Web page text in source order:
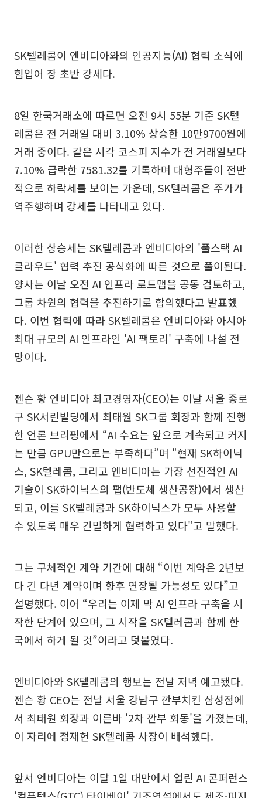
SK텔레콤이 엔비디아와의 인공지능(AI) 협력 소식에
힘입어 장 초반 강세다.
8일 한국거래소에 따르면 오전 9시 55분 기준 SK텔
레콤은 전 거래일 대비 3.10% 상승한 10만9700원에
거래 중이다. 같은 시각 코스피 지수가 전 거래일보다
7.10% 급락한 7581.32를 기록하며 대형주들이 전반
적으로 하락세를 보이는 가운데, SK텔레콤은 주가가
역주행하며 강세를 나타내고 있다.
이러한 상승세는 SK텔레콤과 엔비디아의 '풀스택 AI
클라우드' 협력 추진 공식화에 따른 것으로 풀이된다.
양사는 이날 오전 AI 인프라 로드맵을 공동 검토하고,
그룹 차원의 협력을 추진하기로 합의했다고 발표했
다. 이번 협력에 따라 SK텔레콤은 엔비디아와 아시아
최대 규모의 AI 인프라인 'AI 팩토리' 구축에 나설 전
망이다.
젠슨 황 엔비디아 최고경영자(CEO)는 이날 서울 종로
구 SK서린빌딩에서 최태원 SK그룹 회장과 함께 진행
한 언론 브리핑에서 “AI 수요는 앞으로 계속되고 커지
는 만큼 GPU만으로는 부족하다”며 "현재 SK하이닉
스, SK텔레콤, 그리고 엔비디아는 가장 선진적인 AI
기술이 SK하이닉스의 팹(반도체 생산공장)에서 생산
되고, 이를 SK텔레콤과 SK하이닉스가 모두 사용할
수 있도록 매우 긴밀하게 협력하고 있다"고 말했다.
그는 구체적인 계약 기간에 대해 “이번 계약은 2년보
다 긴 다년 계약이며 향후 연장될 가능성도 있다”고
설명했다. 이어 “우리는 이제 막 AI 인프라 구축을 시
작한 단계에 있으며, 그 시작을 SK텔레콤과 함께 한
국에서 하게 될 것”이라고 덧붙였다.
엔비디아와 SK텔레콤의 행보는 전날 저녁 예고됐다.
젠슨 황 CEO는 전날 서울 강남구 깐부치킨 삼성점에
서 최태원 회장과 이른바 '2차 깐부 회동'을 가졌는데,
이 자리에 정재헌 SK텔레콤 사장이 배석했다.
앞서 엔비디아는 이달 1일 대만에서 열린 AI 콘퍼런스